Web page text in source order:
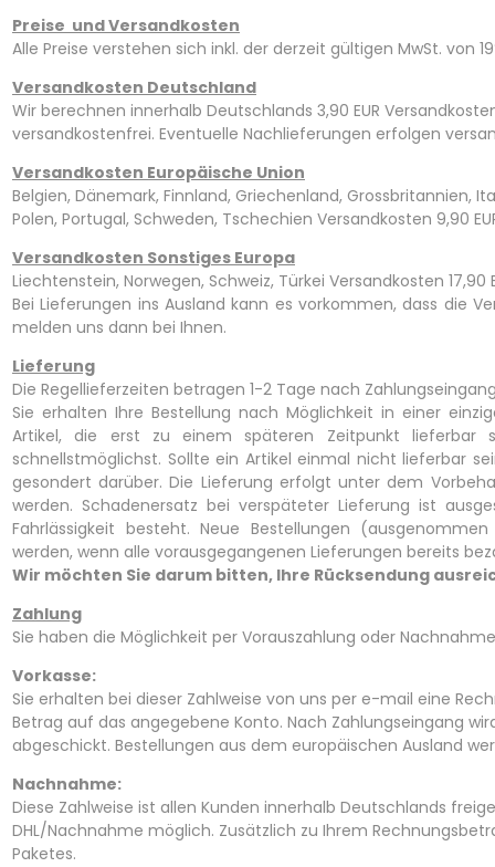
Preise und Versandkosten
Alle Preise verstehen sich inkl. der derzeit gültigen MwSt. von
Versandkosten Deutschland
Wir berechnen innerhalb Deutschlands 3,90 EUR
versandkostenfrei. Eventuelle Nachlieferungen erfolgen
Versandkosten Europäische Union
Belgien, Dänemark, Finnland, Griechenland, Grossbritannien,
Polen, Portugal, Schweden, Tschechien Versandkosten 9,90
Versandkosten Sonstiges Europa
Liechtenstein, Norwegen, Schweiz, Türkei Versandkosten 17,90
Bei Lieferungen ins Ausland kann es vorkommen, dass die
melden uns dann bei Ihnen.
Lieferung
Die Regellieferzeiten betragen 1-2 Tage nach
Sie erhalten Ihre Bestellung nach Möglichkeit in einer
Artikel, die erst zu einem späteren Zeitpunkt lieferbar
schnellstmöglichst. Sollte ein Artikel einmal nicht lieferbar
gesondert darüber. Die Lieferung erfolgt unter dem
werden. Schadenersatz bei verspäteter Lieferung ist
Fahrlässigkeit besteht. Neue Bestellungen
werden, wenn alle vorausgegangenen Lieferungen bereits
Wir möchten Sie darum bitten, Ihre Rücksendung
Zahlung
Sie haben die Möglichkeit per Vorauszahlung oder
Vorkasse:
Sie erhalten bei dieser Zahlweise von uns per e-mail eine
Betrag auf das angegebene Konto. Nach Zahlungseingang
abgeschickt. Bestellungen aus dem europäischen Ausland
Nachnahme:
Diese Zahlweise ist allen Kunden innerhalb Deutschlands
DHL/Nachnahme möglich. Zusätzlich zu Ihrem
Paketes.